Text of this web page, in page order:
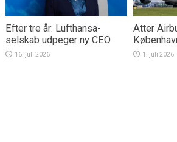
Efter tre år: Lufthansa-
selskab udpeger ny CEO
16. juli 2026
Atter
1. juli 2026